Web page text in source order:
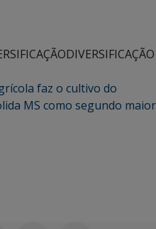
DIVERSIFICAÇÃO
faz o cultivo do
MS como segundo maior